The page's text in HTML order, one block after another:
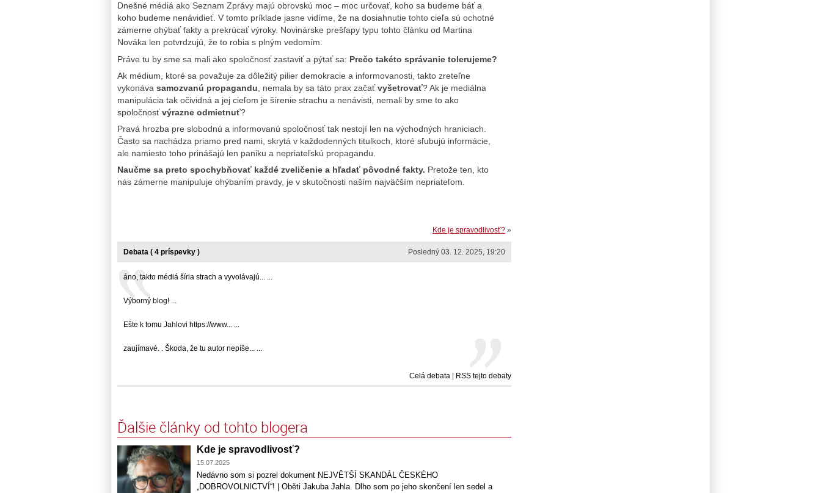
Dnešné médiá ako Seznam Zprávy majú obrovskú moc – moc určovať, koho sa budeme báť a
koho budeme nenávidieť. V tomto príklade jasne vidíme, že na dosiahnutie tohto cieľa sú ochotné
zámerne ohýbať fakty a prekrúcať výroky. Novinárske prešľapy typu tohto článku od Martina
Nováka len potvrdzujú, že to robia s plným vedomím.
Práve tu by sme sa mali ako spoločnosť zastaviť a pýtať sa: Prečo takéto správanie tolerujeme?
Ak médium, ktoré sa považuje za dôležitý pilier demokracie a informovanosti, takto zreteľne
vykonáva samozvanú propagandu , nemala by sa táto prax začaťvyšetrovať? Ak je mediálna
manipulácia tak očividná a jej cieľom je šírenie strachu a nenávisti, nemali by sme to ako
spoločnosťvýrazne odmietnuť?
Pravá hrozba pre slobodnú a informovanú spoločnosť tak nestojí len na východných hraniciach.
Často sa nachádza priamo pred nami, skrytá v každodenných titulkoch, ktoré sľubujú informácie,
ale namiesto toho prinášajú len paniku a nepriateľskú propagandu.
Naučme sa preto spochybňovať každé zveličenie a hľadať pôvodné fakty. Pretože ten, kto
nás zámerne manipuluje ohýbaním pravdy, je v skutočnosti naším najväčším nepriateľom.
Kde je spravodlivosť? »
Posledný 03. 12. 2025, 19:20
Debata ( 4 príspevky )
áno, takto médiá šíria strach a vyvolávajú... ...
Výborný blog! ...
Ešte k tomu Jahlovi https://www... ...
zaujímavé. . Škoda, že tu autor nepíše... ...
Celá debata RSS tejto debaty
Ďalšie články od tohto blogera
Kde je spravodlivosť?
15.07.2025
Nedávno som si pozrel dokument NEJVĚTŠÍ SKANDÁL ČESKÉHO
„DOBROVOLNICTVÍ“! | Oběti Jakuba Jahla. Dlho som po jeho skončení len sedel a